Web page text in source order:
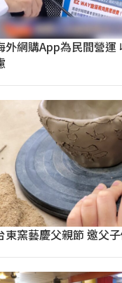
外網購App為民間營運
東窯藝慶父親節 邀父